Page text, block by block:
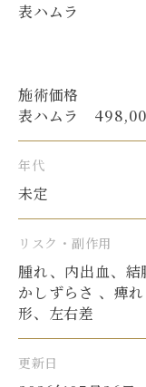
表ハムラ
施術価格
表ハムラ
年代
未定
リスク・副作用
腫れ、内出血、
かしずらさ 、痺
形、左右差
更新日